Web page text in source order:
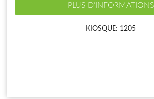
PLUS D’INFORMATIONS
KIOSQUE: 1205